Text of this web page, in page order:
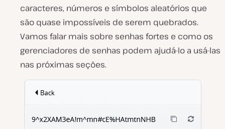
caracteres, números e símbolos aleatórios que
são quase impossíveis de serem quebrados.
Vamos falar mais sobre senhas fortes e como os
gerenciadores de senhas podem ajudá-lo a usá-las
nas próximas seções.